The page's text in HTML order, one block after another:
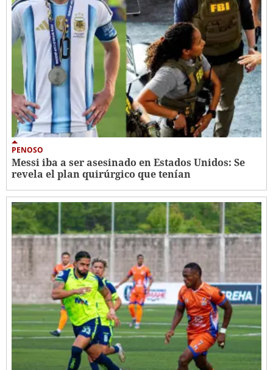
PENOSO
Messi iba a ser asesinado en Estados Unidos: Se
revela el plan quirúrgico que tenían